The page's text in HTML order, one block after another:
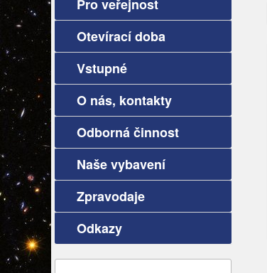
Pro veřejnost
Otevírací doba
Vstupné
O nás, kontakty
Odborná činnost
Naše vybavení
Zpravodaje
Odkazy